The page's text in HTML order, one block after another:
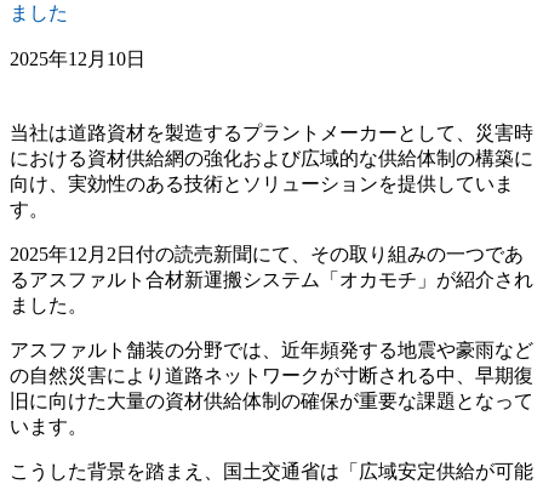
ました
2025年12月10日
当社は道路資材を製造するプラントメーカーとして、災害時
における資材供給網の強化および広域的な供給体制の構築に
向け、実効性のある技術とソリューションを提供していま
す。
2025年12月2日付の読売新聞にて、その取り組みの一つであ
るアスファルト合材新運搬システム「オカモチ」が紹介され
ました。
アスファルト舗装の分野では、近年頻発する地震や豪雨など
の自然災害により道路ネットワークが寸断される中、早期復
旧に向けた大量の資材供給体制の確保が重要な課題となって
います。
こうした背景を踏まえ、国土交通省は「広域安定供給が可能